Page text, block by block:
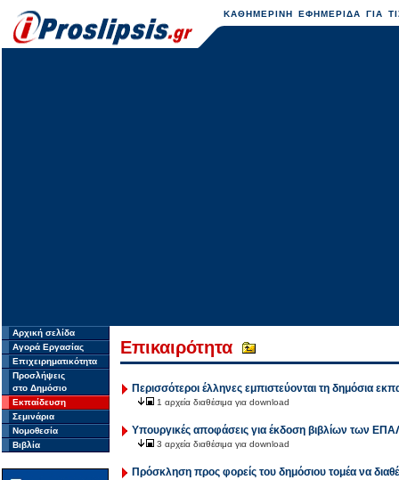
ΚΑΘΗΜΕΡΙΝΗ ΕΦΗΜΕΡΙΔΑ ΓΙΑ
Αρχική σελίδα
Αγορά Εργασίας
Επιχειρηματικότητα
Προσλήψεις
στο Δημόσιο
Εκπαίδευση
Σεμινάρια
Νομοθεσία
Βιβλία
Επικαιρότητα
Περισσότεροι έλληνες εμπιστεύονται τη δημόσια
1 αρχεία διαθέσιμα για download
Υπουργικές αποφάσεις για έκδοση βιβλίων των
3 αρχεία διαθέσιμα για download
Πρόσκληση προς φορείς του δημόσιου τομέα να